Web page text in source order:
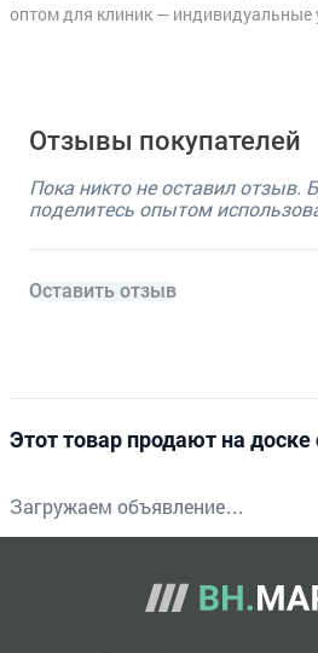
оптом для клиник — индивидуальные
Отзывы покупателей
Пока никто не оставил отзыв.
поделитесь опытом
Оставить отзыв
Этот товар продают на
Загружаем объявление…